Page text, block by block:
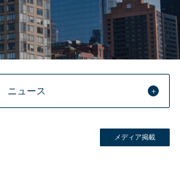
ニュース
メディア掲載